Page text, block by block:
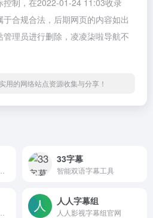
控制，在2022-01-24 11:03收录
合规合法，后期网页的内容如出
理员进行删除，凌凌柒啦导航不
用的网络站点资源收集与分享！
33字幕
智能双语字幕工具
人人字幕组
人人影视字幕组官网